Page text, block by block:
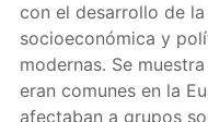
con el desarrollo de
socioeconómica y
modernas. Se
eran comunes en la
afectaban a grupos